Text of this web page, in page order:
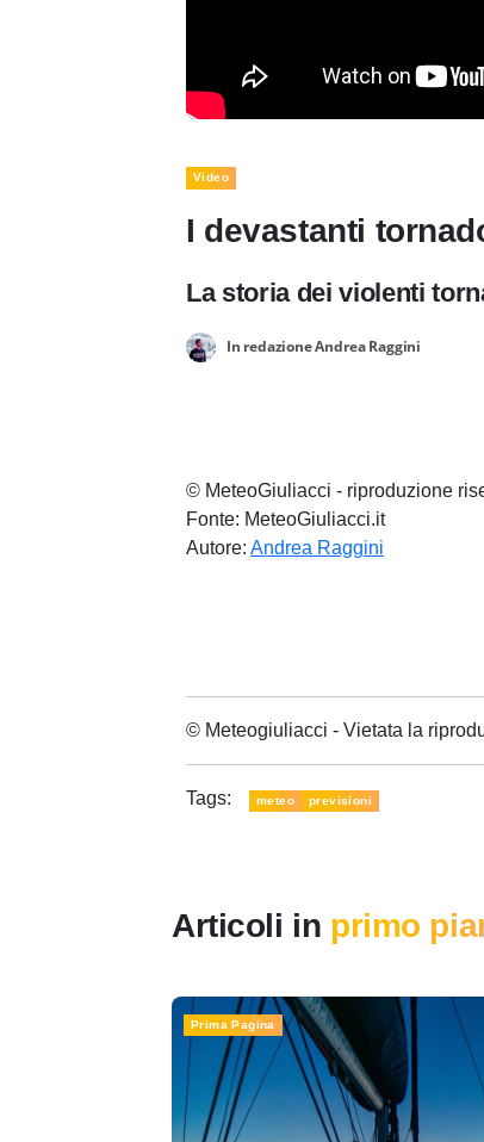
Video
I devastanti
La storia dei violenti
In redazione Andrea Raggini
© MeteoGiuliacci - riproduzione
Fonte: MeteoGiuliacci.it
Autore: Andrea Raggini
© Meteogiuliacci - Vietata la
Tags: meteo previsioni
Articoli in primo
Prima Pagina